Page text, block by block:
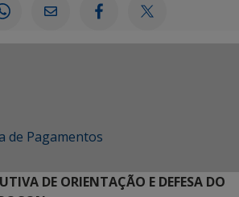
de Pagamentos
DE ORIENTAÇÃO E DEFESA DO